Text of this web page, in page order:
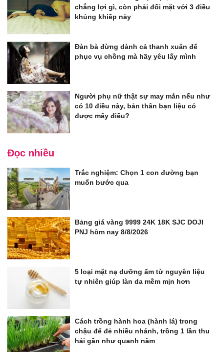
chẳng lợi gì, còn phải đối mặt với 3 điều
khủng khiếp này
Đàn bà đừng dành cả thanh xuân để
phục vụ chồng mà hãy yêu lấy mình
Người phụ nữ thật sự may mắn nếu như
có 10 điều này, bản thân bạn liệu có
được mấy điều?
Đọc nhiều
Trắc nghiệm: Chọn 1 con đường bạn
muốn bước qua
Bảng giá vàng 9999 24K 18K SJC DOJI
PNJ hôm nay 8/8/2026
5 loại mặt nạ dưỡng ẩm từ nguyên liệu
tự nhiên giúp làn da mềm mịn hơn
Cách trồng hành hoa (hành lá) trong
chậu để đẻ nhiều nhánh, trồng 1 lần thu
hái gần như quanh năm